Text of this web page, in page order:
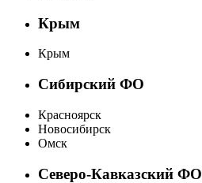
Крым
Крым
Сибирский ФО
Красноярск
Новосибирск
Омск
Северо-Кавказский ФО